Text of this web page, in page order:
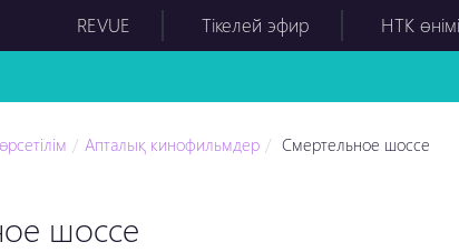
REVUE Тікелей эфир НТК өнімі
Апталық кинофильмдер Смертельное шоссе
шоссе